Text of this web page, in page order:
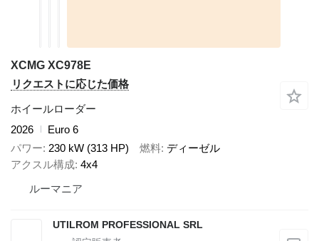
XCMG XC978E
リクエストに応じた価格
ホイールローダー
2026
Euro 6
パワー 230 kW (313 HP) 燃料 ディーゼル
アクスル構成 4x4
ルーマニア
UTILROM PROFESSIONAL SRL